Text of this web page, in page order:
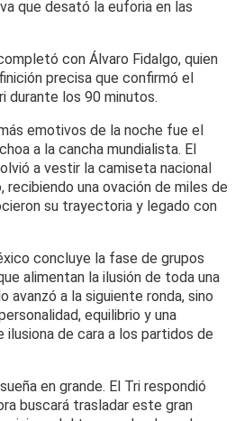
que desató la euforia en las
con Álvaro Fidalgo, quien
precisa que confirmó el
durante los 90 minutos.
emotivos de la noche fue el
a la cancha mundialista. El
a vestir la camiseta nacional
recibiendo una ovación de miles de
su trayectoria y legado con
concluye la fase de grupos
alimentan la ilusión de toda una
avanzó a la siguiente ronda, sino
equilibrio y una
ilusiona de cara a los partidos de
en grande. El Tri respondió
buscará trasladar este gran